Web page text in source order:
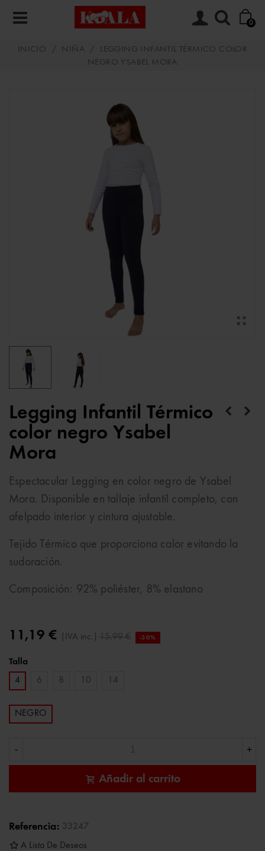
0
INICIO / NIÑA /
LEGGING INFANTIL TÉRMICO COLOR
NEGRO YSABEL MORA
Legging Infantil Térmico
color negro Ysabel
Mora
Espectacular Legging en color negro de Ysabel
Mora. Disponible en tallaje infantil completo, con
afelpado interior y cintura ajustable.
Tejido Térmico que proporciona calor evitando la
sudoración.
Composición: 92% poliéster, 8% elastano
11,19 € (IVA inc.) 15,99 € -30%
Talla
4
6 8 10 14
NEGRO
- +
Añadir al carrito
Referencia: 33247
A Lista De Deseos